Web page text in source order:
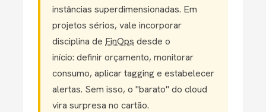
instâncias superdimensionadas. Em
projetos sérios, vale incorporar
disciplina de FinOps desde o
início: definir orçamento, monitorar
consumo, aplicar tagging e estabelecer
alertas. Sem isso, o "barato" do cloud
vira surpresa no cartão.